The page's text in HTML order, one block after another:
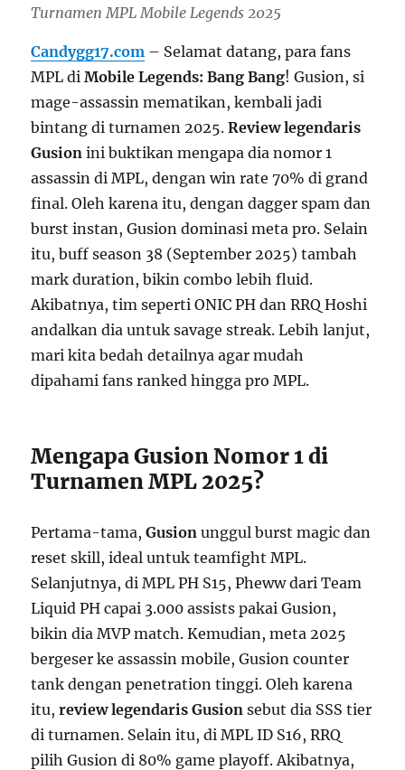
Turnamen MPL Mobile Legends 2025
Candygg17.com – Selamat datang, para fans
MPL diMobile Legends: Bang Bang! Gusion, si
mage-assassin mematikan, kembali jadi
bintang di turnamen 2025.Review legendaris
Gusion ini buktikan mengapa dia nomor 1
assassin di MPL, dengan win rate 70% di grand
final. Oleh karena itu, dengan dagger spam dan
burst instan, Gusion dominasi meta pro. Selain
itu, buff season 38 (September 2025) tambah
mark duration, bikin combo lebih fluid.
Akibatnya, tim seperti ONIC PH dan RRQ Hoshi
andalkan dia untuk savage streak. Lebih lanjut,
mari kita bedah detailnya agar mudah
dipahami fans ranked hingga pro MPL.
Mengapa Gusion Nomor 1 di
Turnamen MPL 2025?
Pertama-tama,Gusion unggul burst magic dan
reset skill, ideal untuk teamfight MPL.
Selanjutnya, di MPL PH S15, Pheww dari Team
Liquid PH capai 3.000 assists pakai Gusion,
bikin dia MVP match. Kemudian, meta 2025
bergeser ke assassin mobile, Gusion counter
tank dengan penetration tinggi. Oleh karena
itu,review legendaris Gusion sebut dia SSS tier
di turnamen. Selain itu, di MPL ID S16, RRQ
pilih Gusion di 80% game playoff. Akibatnya,